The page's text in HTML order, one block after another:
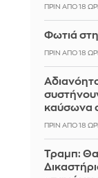
ΠΡΙΝ ΑΠΌ 18
Φωτιά
ΠΡΙΝ ΑΠΌ 18
καύσωνα
ΠΡΙΝ ΑΠΌ 18
Τραμπ: